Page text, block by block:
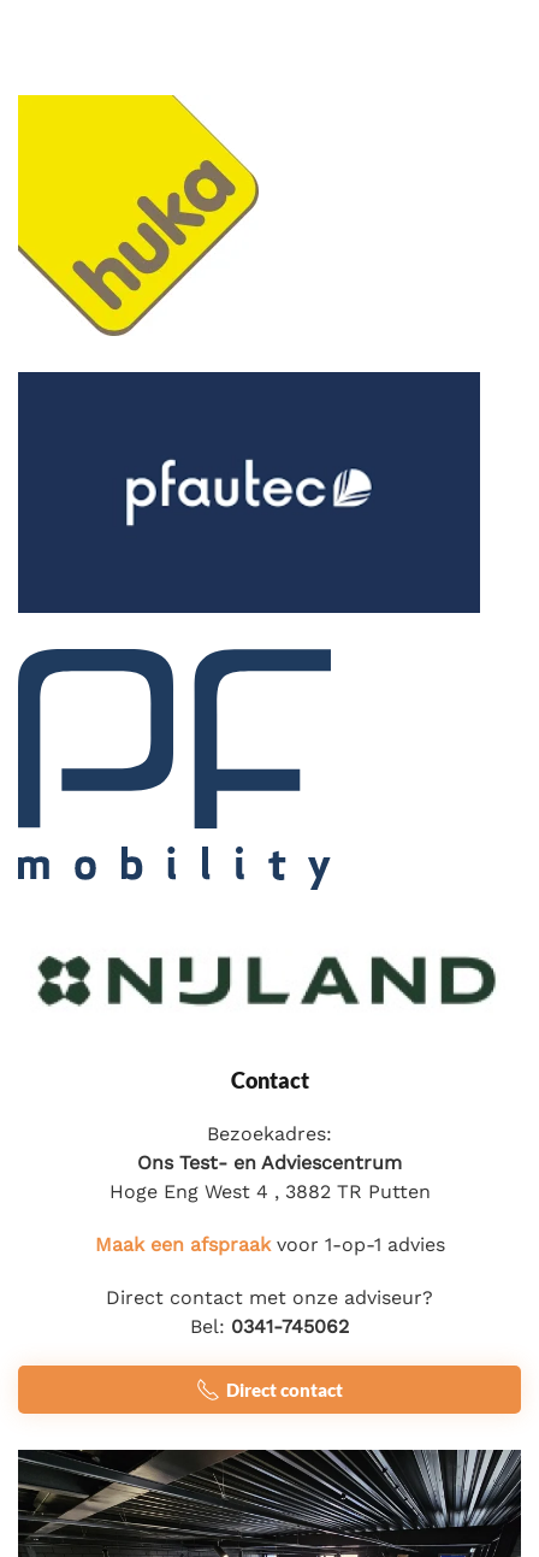
Contact
Bezoekadres:
Ons Test- en Adviescentrum
Hoge Eng West 4 , 3882 TR Putten
Maak een afspraakvoor 1-op-1 advies
Direct contact met onze adviseur?
Bel: 0341-745062
Direct contact